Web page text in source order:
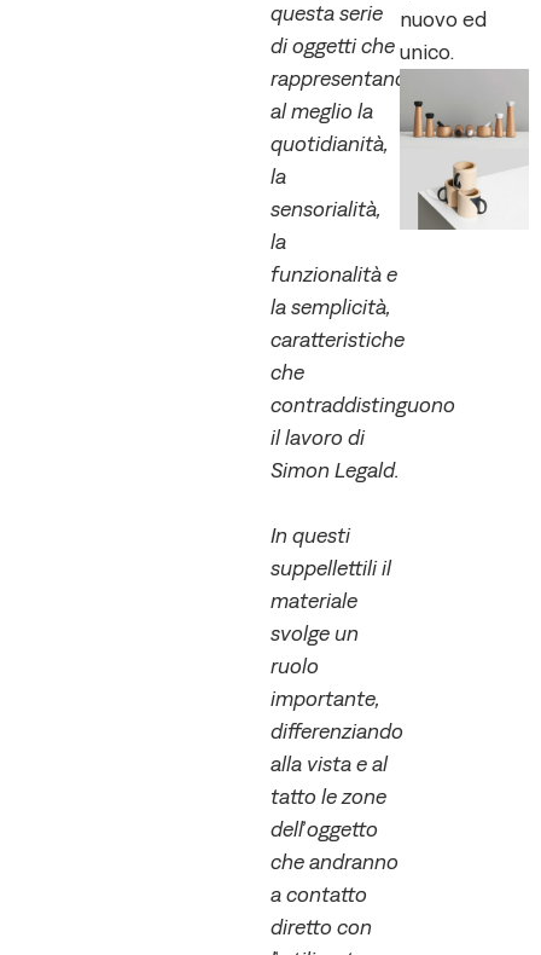
questa serie
di oggetti che
rappresentano
al meglio la
quotidianità,
la
sensorialità,
la
funzionalità e
la semplicità,
caratteristiche
che
contraddistinguono
il lavoro di
Simon Legald.
In questi
suppellettili il
materiale
svolge un
ruolo
importante,
differenziando
alla vista e al
tatto le zone
dell’oggetto
che andranno
a contatto
diretto con
nuovo ed
unico.